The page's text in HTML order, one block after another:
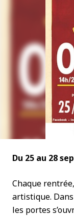
Du 25 au 28
Chaque
artistique.
les portes